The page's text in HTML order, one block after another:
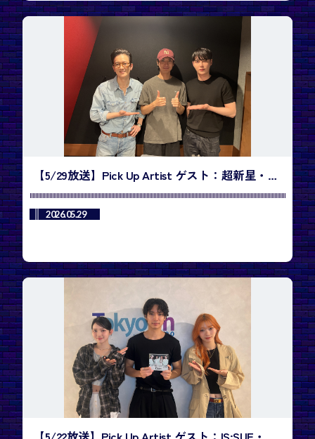
【5/29放送】Pick Up Artist ゲスト：超新星・
KwangSooさん、JiHyukさん／今週のランキング
1位は、SHOWNU X HYUNGWON「Do You Love
2026.05.29